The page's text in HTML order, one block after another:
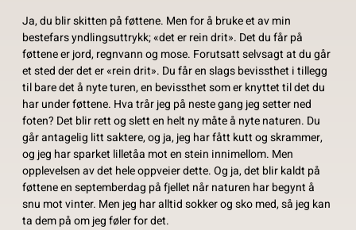
Ja, du blir skitten på føttene. Men for å bruke et av min
bestefars yndlingsuttrykk; «det er rein drit». Det du får på
føttene er jord, regnvann og mose. Forutsatt selvsagt at du går
et sted der det er «rein drit». Du får en slags bevissthet i tillegg
til bare det å nyte turen, en bevissthet som er knyttet til det du
har under føttene. Hva trår jeg på neste gang jeg setter ned
foten? Det blir rett og slett en helt ny måte å nyte naturen. Du
går antagelig litt saktere, og ja, jeg har fått kutt og skrammer,
og jeg har sparket lilletåa mot en stein innimellom. Men
opplevelsen av det hele oppveier dette. Og ja, det blir kaldt på
føttene en septemberdag på fjellet når naturen har begynt å
snu mot vinter. Men jeg har alltid sokker og sko med, så jeg kan
ta dem på om jeg føler for det.